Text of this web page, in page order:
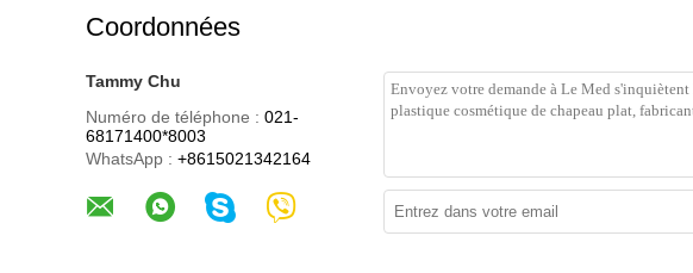
Coordonnées
Tammy Chu
Numéro de téléphone : 021-
68171400*8003
WhatsApp : +8615021342164